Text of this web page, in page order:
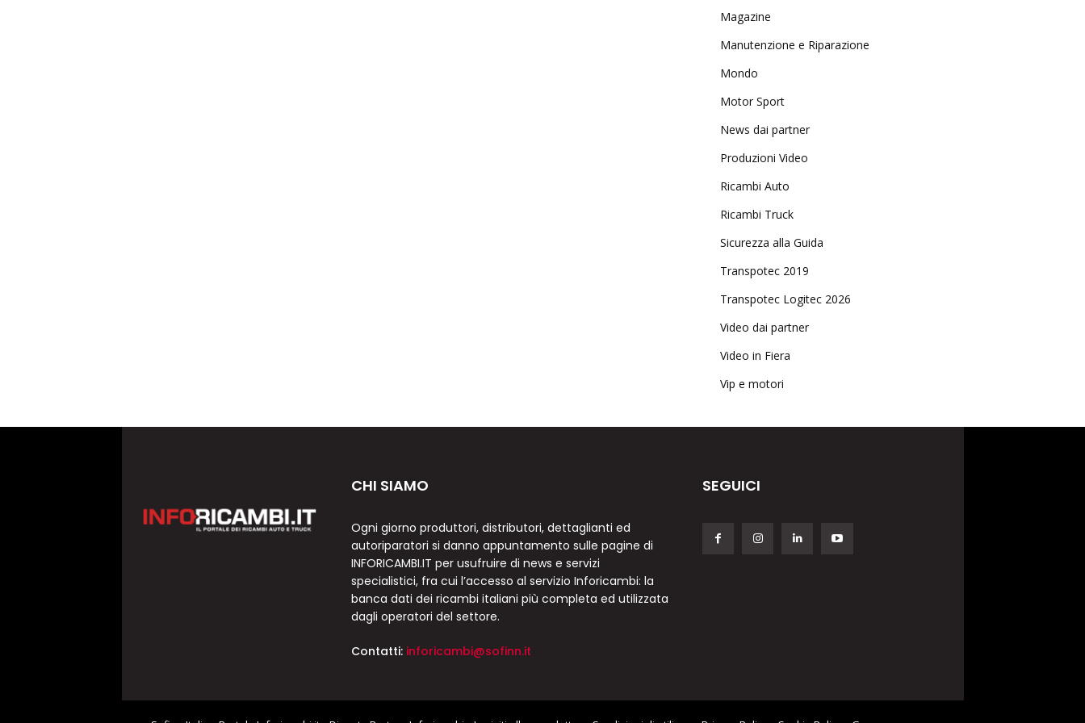
Magazine
Manutenzione e Riparazione
Mondo
Motor Sport
News dai partner
Produzioni Video
Ricambi Auto
Ricambi Truck
Sicurezza alla Guida
Transpotec 2019
Transpotec Logitec 2026
Video dai partner
Video in Fiera
Vip e motori
CHI SIAMO
Ogni giorno produttori, distributori, dettaglianti ed
autoriparatori si danno appuntamento sulle pagine di
INFORICAMBI.IT per usufruire di news e servizi
specialistici, fra cui l’accesso al servizio Inforicambi: la
banca dati dei ricambi italiani più completa ed utilizzata
dagli operatori del settore.
Contatti: inforicambi@sofinn.it
SEGUICI